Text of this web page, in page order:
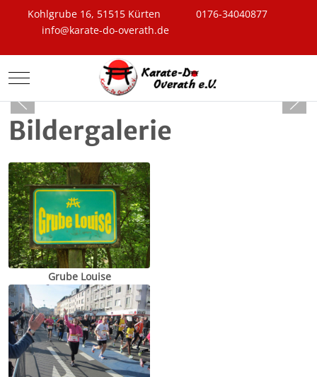
Kohlgrube 16, 51515 Kürten
0176-34040877
info@karate-do-overath.de
Mobile Menu Toggle
Bildergalerie
Grube Louise